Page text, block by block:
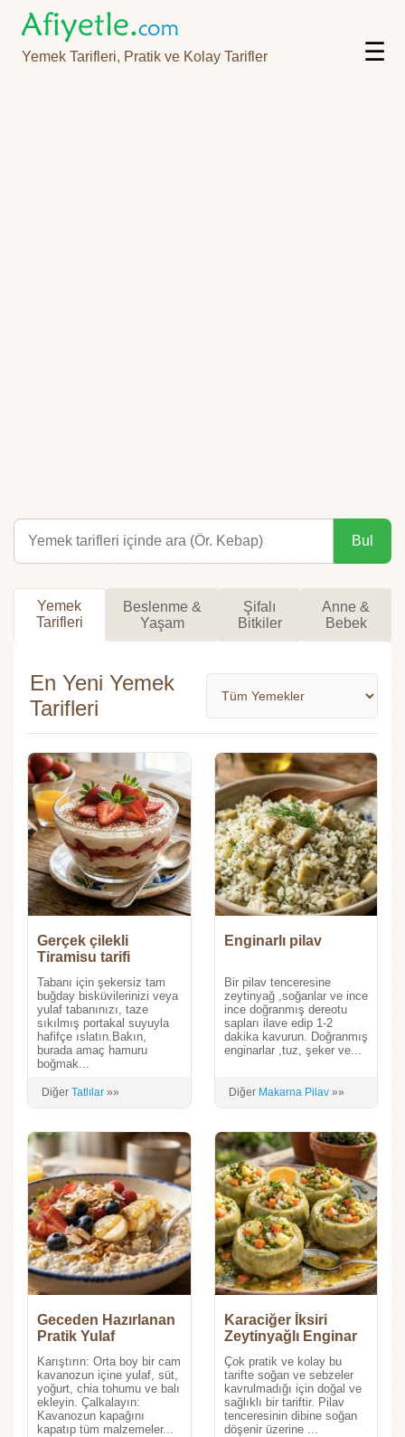
Yemek Tarifleri, Pratik ve Kolay Tarifler ☰
Bul
Yemek
Tarifleri
Beslenme &
Yaşam
Şifalı
Bitkiler
Anne &
Bebek
En Yeni Yemek
Tarifleri
Gerçek çilekli
Tiramisu tarifi
Tabanı için şekersiz tam
buğday bisküvilerinizi veya
yulaf tabanınızı, taze
sıkılmış portakal suyuyla
hafifçe ıslatın.Bakın,
burada amaç hamuru
boğmak...
Diğer Tatlılar »»
Enginarlı pilav
Bir pilav tenceresine
zeytinyağ ,soğanlar ve ince
ince doğranmış dereotu
sapları ilave edip 1-2
dakika kavurun. Doğranmış
enginarlar ,tuz, şeker ve...
Diğer Makarna Pilav»»
Geceden Hazırlanan
Pratik Yulaf
Karıştırın: Orta boy bir cam
kavanozun içine yulaf, süt,
yoğurt, chia tohumu ve balı
ekleyin. Çalkalayın:
Kavanozun kapağını
kapatıp tüm malzemeler...
Karaciğer İksiri
Zeytinyağlı Enginar
Çok pratik ve kolay bu
tarifte soğan ve sebzeler
kavrulmadığı için doğal ve
sağlıklı bir tariftir. Pilav
tenceresinin dibine soğan
döşenir üzerine ...